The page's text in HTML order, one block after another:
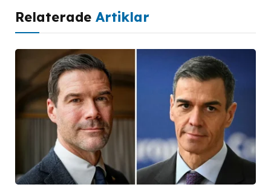
Relaterade Artiklar